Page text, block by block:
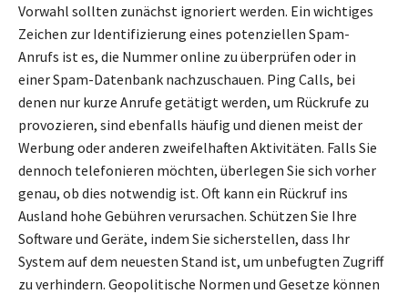
Vorwahl sollten zunächst ignoriert werden. Ein wichtiges
Zeichen zur Identifizierung eines potenziellen Spam-
Anrufs ist es, die Nummer online zu überprüfen oder in
einer Spam-Datenbank nachzuschauen. Ping Calls, bei
denen nur kurze Anrufe getätigt werden, um Rückrufe zu
provozieren, sind ebenfalls häufig und dienen meist der
Werbung oder anderen zweifelhaften Aktivitäten. Falls Sie
dennoch telefonieren möchten, überlegen Sie sich vorher
genau, ob dies notwendig ist. Oft kann ein Rückruf ins
Ausland hohe Gebühren verursachen. Schützen Sie Ihre
Software und Geräte, indem Sie sicherstellen, dass Ihr
System auf dem neuesten Stand ist, um unbefugten Zugriff
zu verhindern. Geopolitische Normen und Gesetze können